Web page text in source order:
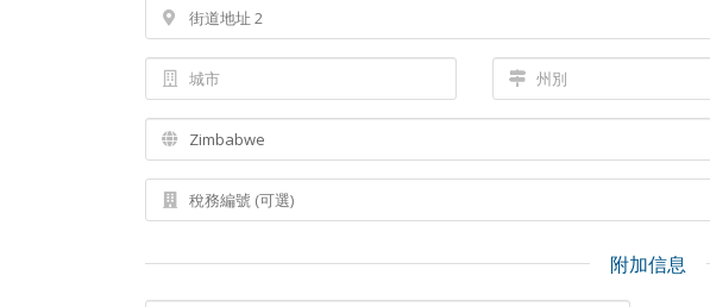
附加信息